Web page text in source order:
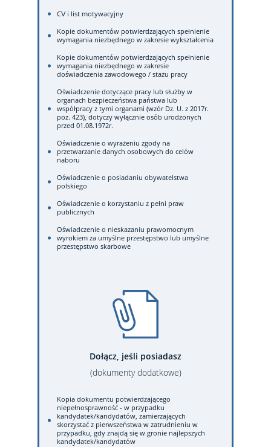
CV i list motywacyjny
Kopie dokumentów potwierdzających spełnienie
wymagania niezbędnego w zakresie wykształcenia
Kopie dokumentów potwierdzających spełnienie
wymagania niezbędnego w zakresie
doświadczenia zawodowego / stażu pracy
Oświadczenie dotyczące pracy lub służby w
organach bezpieczeństwa państwa lub
współpracy z tymi organami (wzór Dz. U. z 2017r.
poz. 423), dotyczy wyłącznie osób urodzonych
przed 01.08.1972r.
Oświadczenie o wyrażeniu zgody na
przetwarzanie danych osobowych do celów
naboru
Oświadczenie o posiadaniu obywatelstwa
polskiego
Oświadczenie o korzystaniu z pełni praw
publicznych
Oświadczenie o nieskazaniu prawomocnym
wyrokiem za umyślne przestępstwo lub umyślne
przestępstwo skarbowe
Dołącz, jeśli posiadasz
(dokumenty dodatkowe)
Kopia dokumentu potwierdzającego
niepełnosprawność - w przypadku
kandydatek/kandydatów, zamierzających
skorzystać z pierwszeństwa w zatrudnieniu w
przypadku, gdy znajdą się w gronie najlepszych
kandydatek/kandydatów